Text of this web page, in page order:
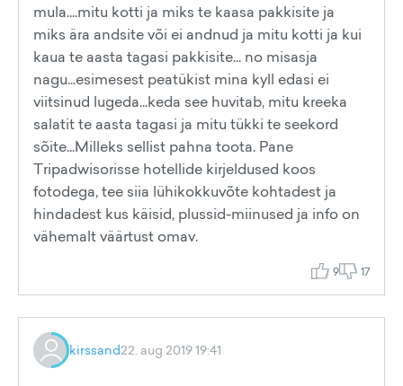
mula....mitu kotti ja miks te kaasa pakkisite ja
miks ära andsite või ei andnud ja mitu kotti ja kui
kaua te aasta tagasi pakkisite... no misasja
nagu...esimesest peatükist mina kyll edasi ei
viitsinud lugeda...keda see huvitab, mitu kreeka
salatit te aasta tagasi ja mitu tükki te seekord
sõite...Milleks sellist pahna toota. Pane
Tripadwisorisse hotellide kirjeldused koos
fotodega, tee siia lühikokkuvõte kohtadest ja
hindadest kus käisid, plussid-miinused ja info on
vähemalt väärtust omav.
9 17
kirssand22. aug 2019 19:41